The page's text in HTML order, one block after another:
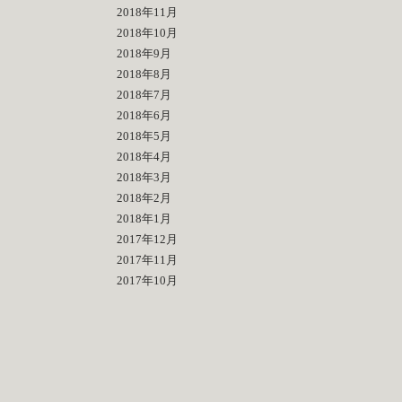
2018年11月
2018年10月
2018年9月
2018年8月
2018年7月
2018年6月
2018年5月
2018年4月
2018年3月
2018年2月
2018年1月
2017年12月
2017年11月
2017年10月